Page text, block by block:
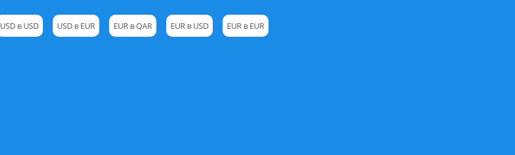
USD в USD USD в EUR EUR в QAR EUR в USD EUR в EUR